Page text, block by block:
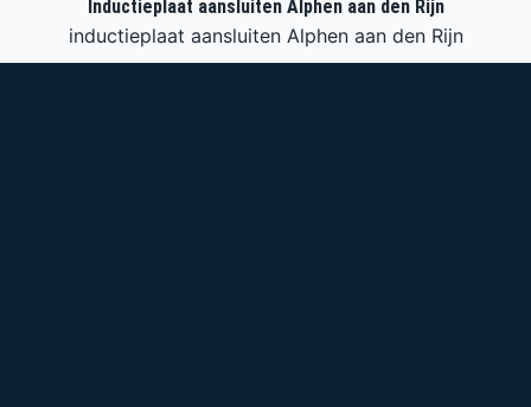
Inductieplaat aansluiten Alphen aan den Rijn
inductieplaat aansluiten Alphen aan den Rijn